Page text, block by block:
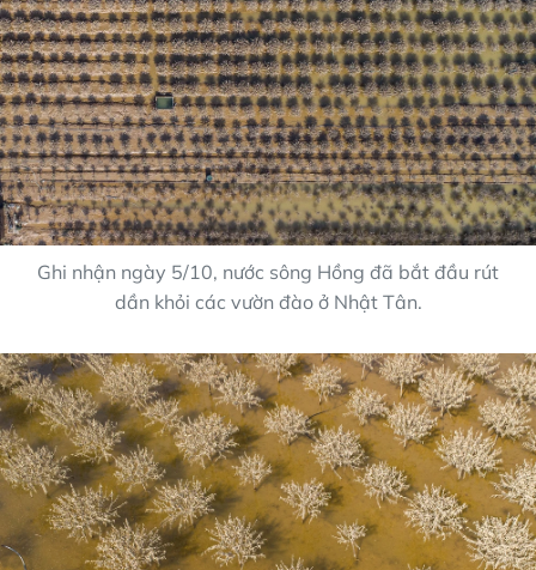
Ghi nhận ngày 5/10, nước sông Hồng đã bắt đầu rút
dần khỏi các vườn đào ở Nhật Tân.